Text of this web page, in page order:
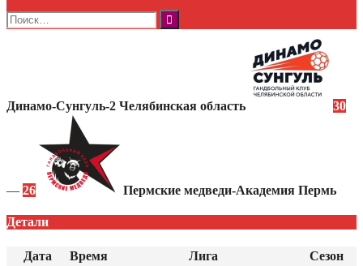
Найти:
Динамо-Сунгуль-2 Челябинская область 30
— 26 Пермские медведи-Академия Пермь
Детали
Дата Время Лига
Сезон